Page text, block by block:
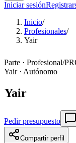
Iniciar sesión
Inicio/
Profesionales/
Yair
Parte · Profesional/
Yair · Autónomo
Yair
Pedir presupuesto
Compartir perfil